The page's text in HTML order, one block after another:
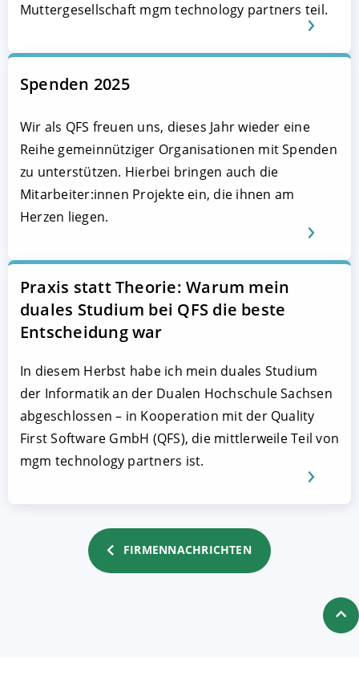
Muttergesellschaft mgm technology partners teil.
Spenden 2025
Wir als QFS freuen uns, dieses Jahr wieder eine
Reihe gemeinnütziger Organisationen mit Spenden
zu unterstützen. Hierbei bringen auch die
Mitarbeiter:innen Projekte ein, die ihnen am
Herzen liegen.
Praxis statt Theorie: Warum mein
duales Studium bei QFS die beste
Entscheidung war
In diesem Herbst habe ich mein duales Studium
der Informatik an der Dualen Hochschule Sachsen
abgeschlossen – in Kooperation mit der Quality
First Software GmbH (QFS), die mittlerweile Teil von
mgm technology partners ist.
FIRMENNACHRICHTEN